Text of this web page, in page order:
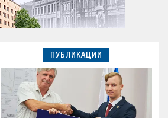
ПУБЛИКАЦИИ